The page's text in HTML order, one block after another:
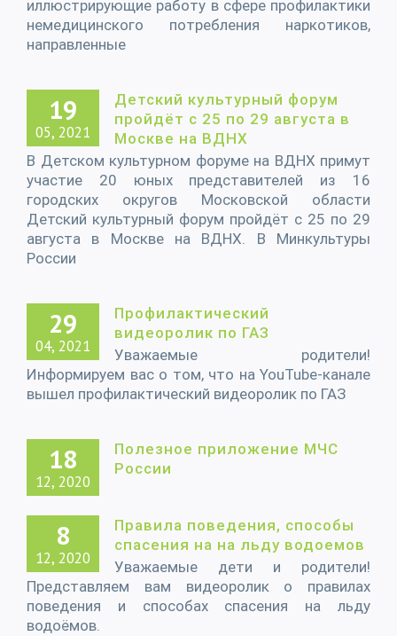
иллюстрирующие работу в сфере профилактики
немедицинского потребления наркотиков,
направленные
19
05, 2021
Детский культурный форум
пройдёт с 25 по 29 августа в
Москве на ВДНХ
В Детском культурном форуме на ВДНХ примут
участие 20 юных представителей из 16
городских округов Московской области
Детский культурный форум пройдёт с 25 по 29
августа в Москве на ВДНХ. В Минкультуры
России
29
04, 2021
Профилактический
видеоролик по ГАЗ
Уважаемые родители!
Информируем вас о том, что на YouTube-канале
вышел профилактический видеоролик по ГАЗ
18
12, 2020
Полезное приложение МЧС
России
8
12, 2020
Правила поведения, способы
спасения на на льду водоемов
Уважаемые дети и родители!
Представляем вам видеоролик о правилах
поведения и способах спасения на льду
водоёмов.